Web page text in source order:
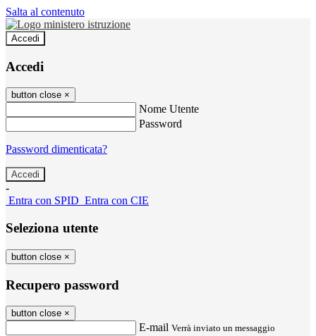
Salta al contenuto
Accedi
Accedi
button close ×
Nome Utente
Password
Password dimenticata?
-
Entra con SPID Entra con CIE
Seleziona utente
button close ×
Recupero password
button close ×
E-mail Verrà inviato un messaggio